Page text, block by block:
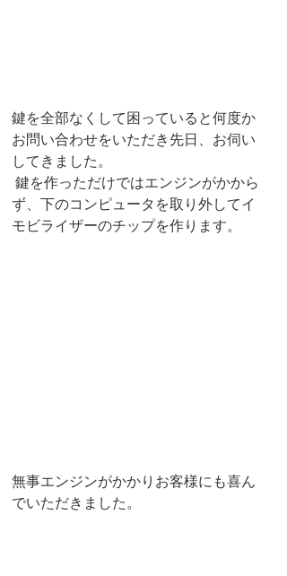
鍵を全部なくして困っていると何度か
お問い合わせをいただき先日、お伺い
してきました。
鍵を作っただけではエンジンがかから
ず、下のコンピュータを取り外してイ
モビライザーのチップを作ります。
無事エンジンがかかりお客様にも喜ん
でいただきました。